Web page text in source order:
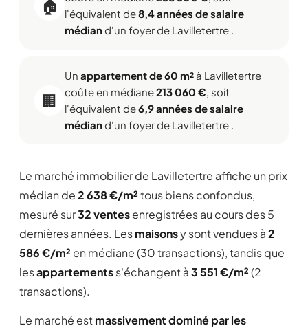
🏠
l'équivalent de8,4 années de salaire
médiand'un foyer de Lavilletertre .
🏢
Un appartement de 60 m² à Lavilletertre
coûte en médiane213 060 €, soit
l'équivalent de6,9 années de salaire
médiand'un foyer de Lavilletertre .
Le marché immobilier de Lavilletertre affiche un prix
médian de2 638 €/m²tous biens confondus,
mesuré sur32 ventesenregistrées au cours des 5
dernières années. Lesmaisonsy sont vendues à2
586 €/m² en médiane (30 transactions), tandis que
lesappartementss'échangent à3 551 €/m²(2
transactions).
Le marché estmassivement dominé par les